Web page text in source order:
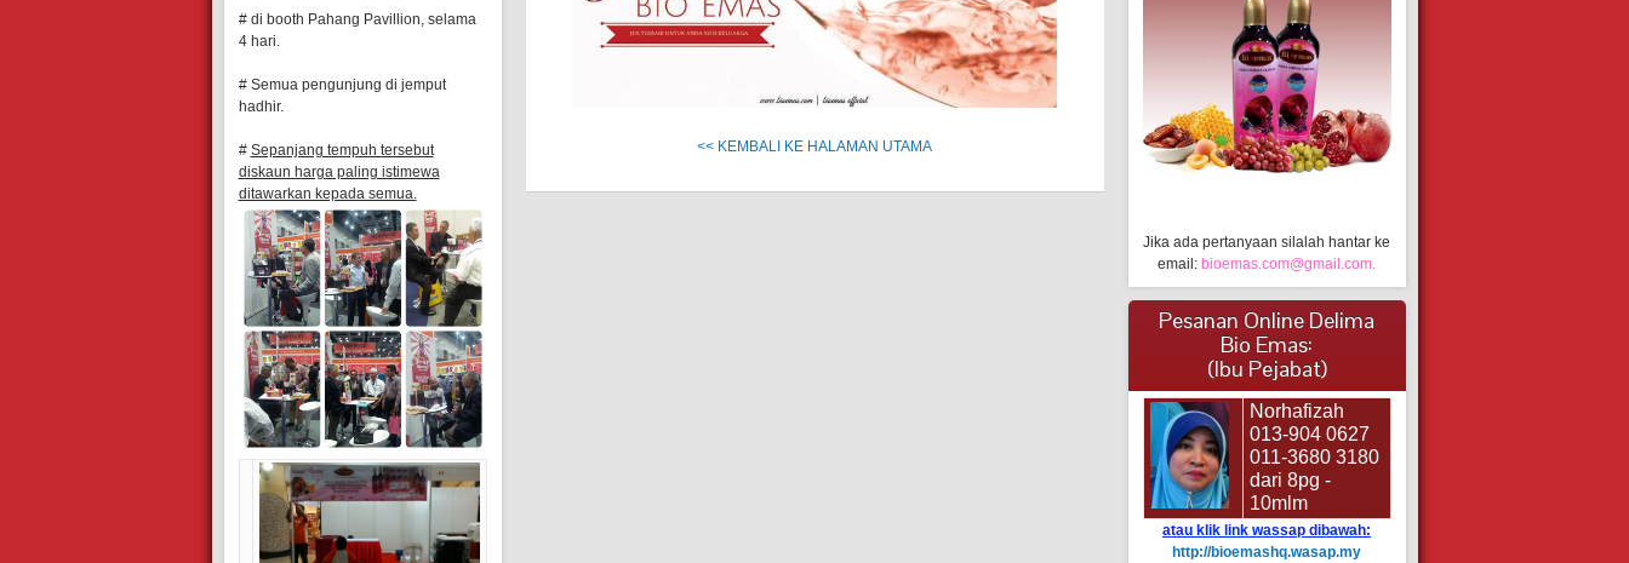
# di booth Pahang Pavillion, selama
4 hari.
# Semua pengunjung di jemput
hadhir.
# Sepanjang tempuh tersebut
diskaun harga paling istimewa
ditawarkan kepada semua.
<< KEMBALI KE HALAMAN UTAMA
Jika ada pertanyaan silalah hantar ke
email: bioemas.com@gmail.com.
Pesanan Online Delima
Bio Emas:
(Ibu Pejabat)
Norhafizah
013-904 0627
011-3680 3180
dari 8pg -
10mlm
atau klik link wassap dibawah:
http://bioemashq.wasap.my